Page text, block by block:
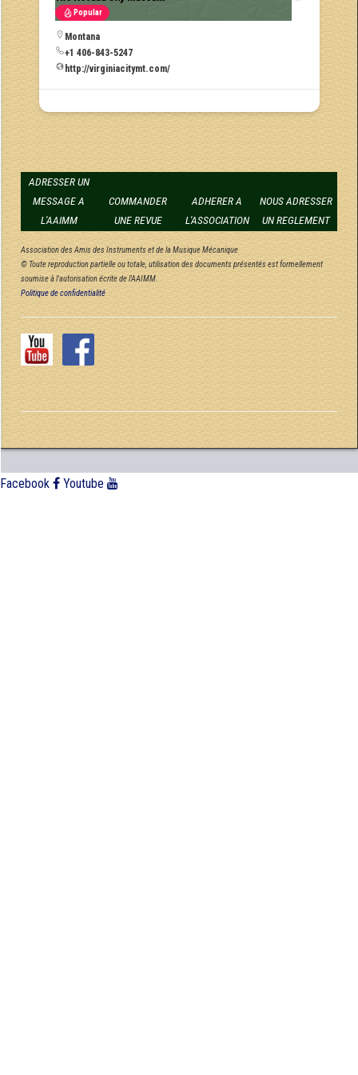
Popular
Montana
+1 406-843-5247
http://virginiacitymt.com/
ADRESSER UN
MESSAGE A
L'AAIMM
COMMANDER
UNE REVUE
ADHERER A
L'ASSOCIATION
NOUS ADRESSER
UN REGLEMENT
Association des Amis des Instruments et de la Musique Mécanique
© Toute reproduction partielle ou totale, utilisation des documents présentés est formellement
soumise à l'autorisation écrite de l'AAIMM.
Politique de confidentialité
Facebook Youtube